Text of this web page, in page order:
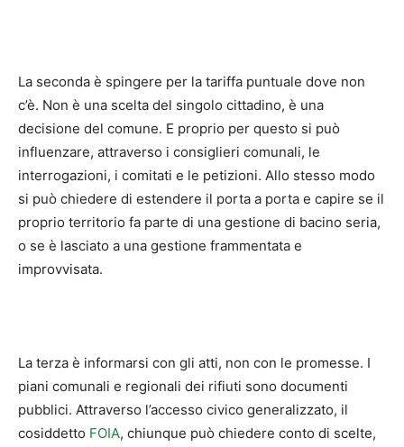
La seconda è spingere per la tariffa puntuale dove non
c’è. Non è una scelta del singolo cittadino, è una
decisione del comune. E proprio per questo si può
influenzare, attraverso i consiglieri comunali, le
interrogazioni, i comitati e le petizioni. Allo stesso modo
si può chiedere di estendere il porta a porta e capire se il
proprio territorio fa parte di una gestione di bacino seria,
o se è lasciato a una gestione frammentata e
improvvisata.
La terza è informarsi con gli atti, non con le promesse. I
piani comunali e regionali dei rifiuti sono documenti
pubblici. Attraverso l’accesso civico generalizzato, il
cosiddetto FOIA, chiunque può chiedere conto di scelte,